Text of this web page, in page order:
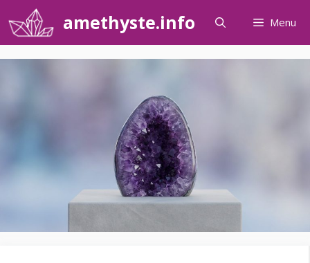
au
contenu
amethyste.info Menu